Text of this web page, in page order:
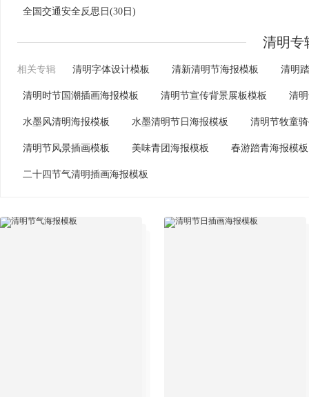
全国交通安全反思日(30日)
清明专
相关专辑 清明字体设计模板 清新清明节海报模板 清明
清明时节国潮插画海报模板 清明节宣传背景展板模板 清
水墨风清明海报模板 水墨清明节日海报模板 清明节牧童
清明节风景插画模板 美味青团海报模板 春游踏青海报模板
二十四节气清明插画海报模板